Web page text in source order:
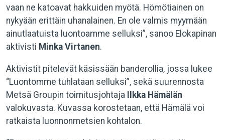
vaan ne katoavat hakkuiden myötä. Hömötiainen on
nykyään erittäin uhanalainen. En ole valmis myymään
ainutlaatuista luontoamme selluksi”, sanoo Elokapinan
aktivisti Minka Virtanen.
Aktivistit pitelevät käsissään banderollia, jossa lukee
“Luontomme tuhlataan selluksi”, sekä suurennosta
Metsä Groupin toimitusjohtaja
Ilkka Hämälän
valokuvasta. Kuvassa korostetaan, että Hämälä voi
ratkaista luonnonmetsien kohtalon.